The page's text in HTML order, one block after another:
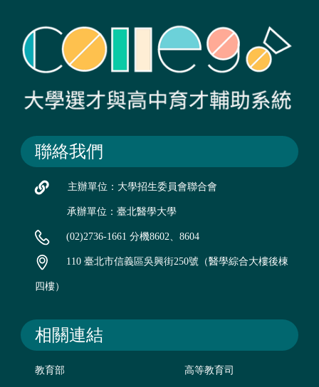
聯絡我們
主辦單位：大學招生委員會聯合會
承辦單位：臺北醫學大學
(02)2736-1661 分機8602、8604
110 臺北市信義區吳興街250號（醫學綜合大樓後棟
四樓）
相關連結
教育部 高等教育司